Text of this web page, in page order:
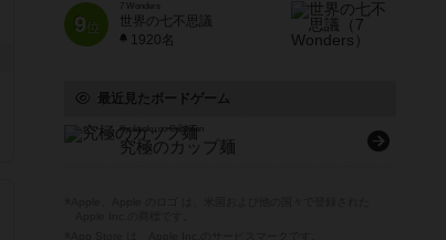
9位
7 Wonders
世界の七不思議
1920名
最近見たボードゲーム
Kyukyoku no Cup men
究極のカップ麺